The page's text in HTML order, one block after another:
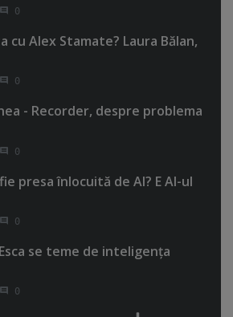
0
cu Alex Stamate? Laura Bălan,
0
- Recorder, despre problema
0
presa înlocuită de AI? E AI-ul
0
se teme de inteligenţa
0